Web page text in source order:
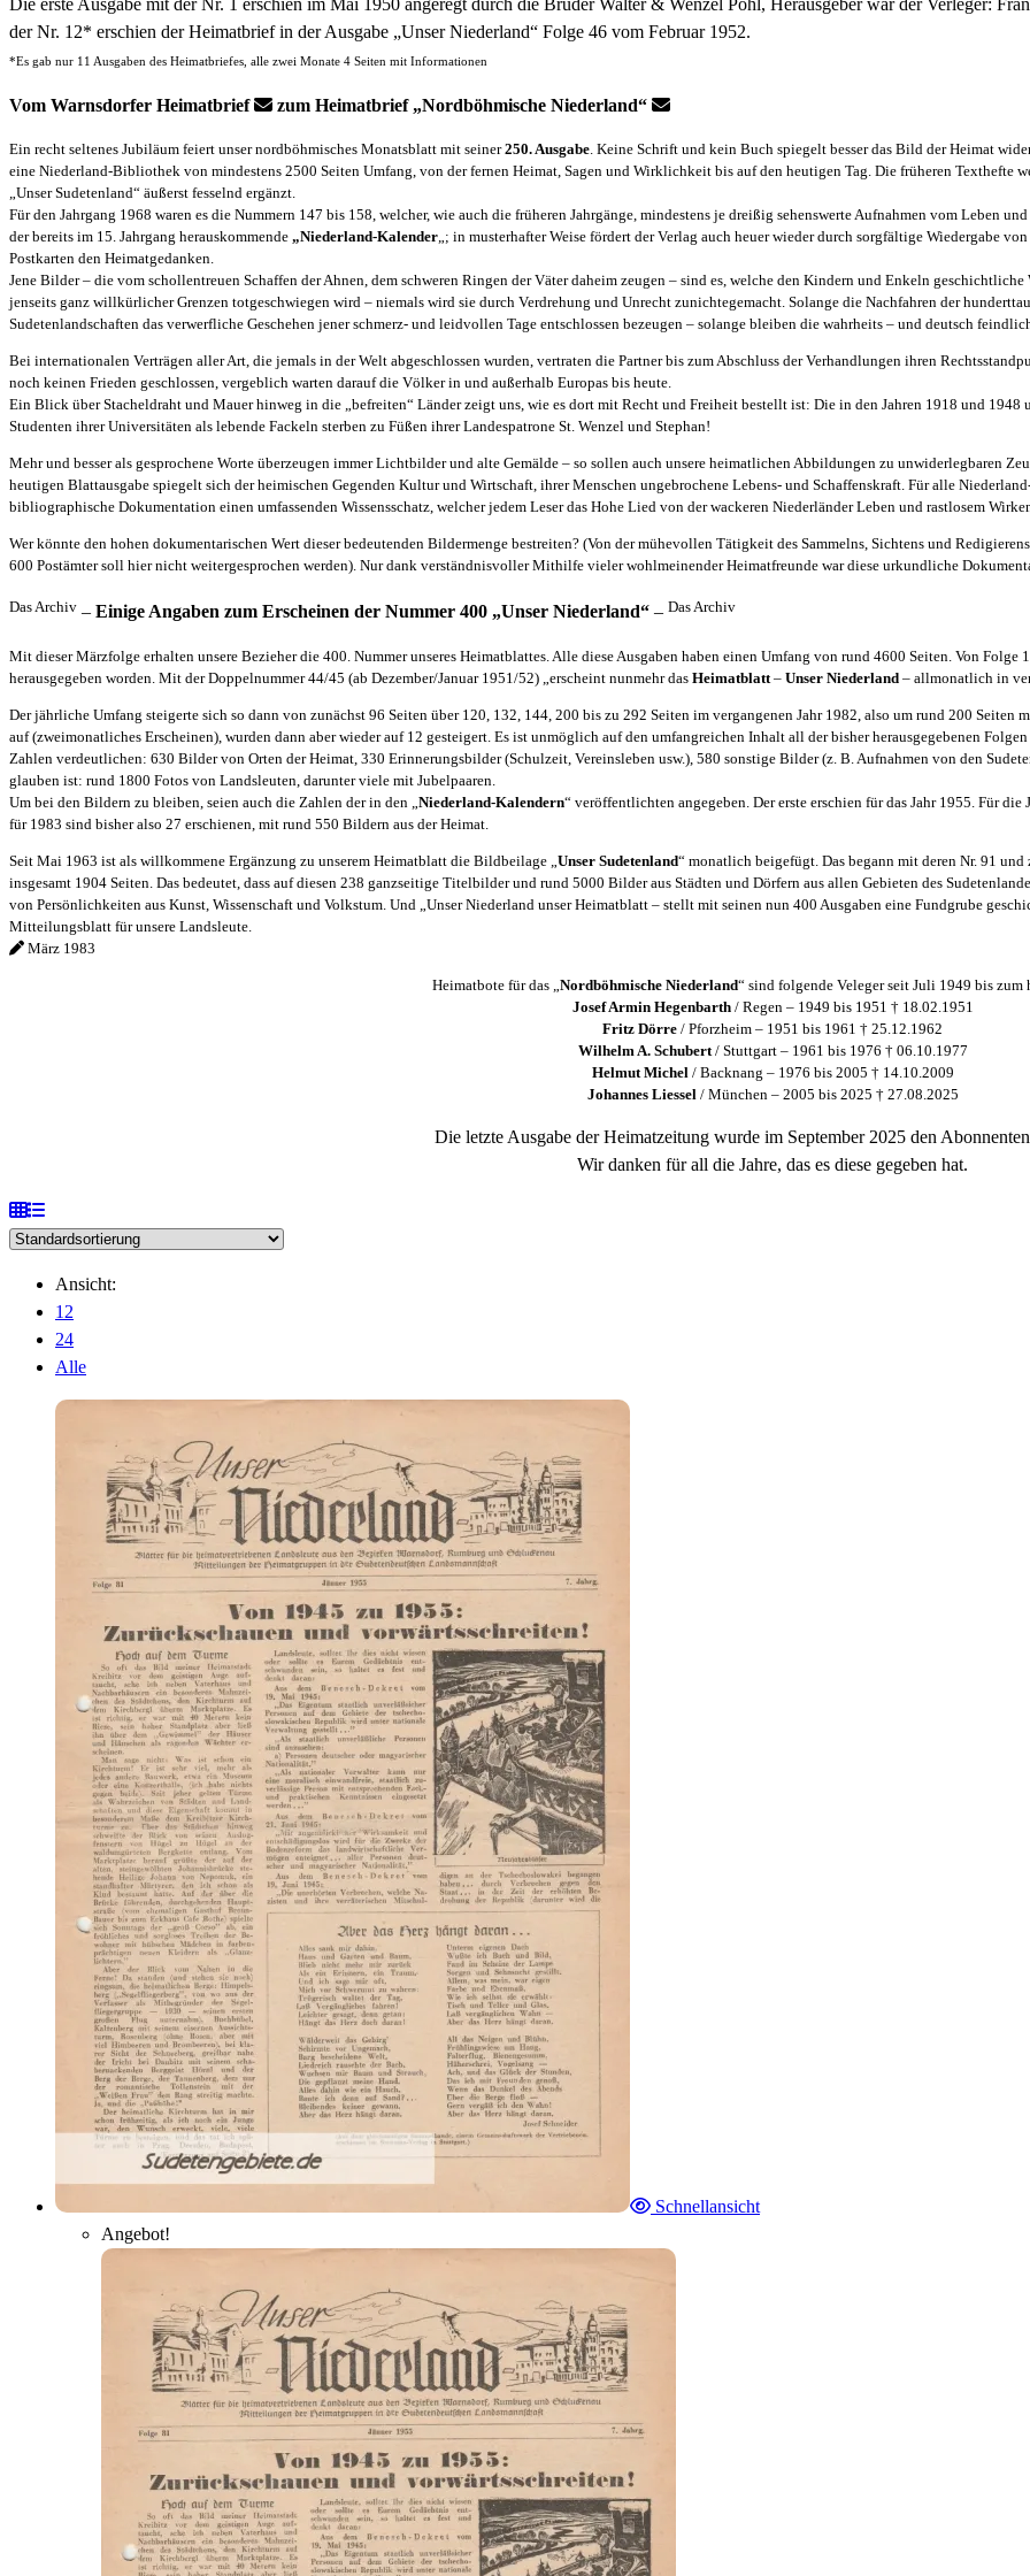
Die erste Ausgabe mit der Nr. 1 erschien im Mai 1950 angeregt durch die Brüder Walter & Wenzel Pohl, Herausgeber war der Verleger:
der Nr. 12* erschien der Heimatbrief in der Ausgabe „Unser Niederland“ Folge 46 vom Februar 1952.
*Es gab nur 11 Ausgaben des Heimatbriefes, alle zwei Monate 4 Seiten mit Informationen
Vom Warnsdorfer Heimatbrief zum Heimatbrief „Nordböhmische Niederland“
Ein recht seltenes Jubiläum feiert unser nordböhmisches Monatsblatt mit seiner250. Ausgabe. Keine Schrift und kein Buch spiegelt besser das Bild der Heimat
eine Niederland-Bibliothek von mindestens 2500 Seiten Umfang, von der fernen Heimat, Sagen und Wirklichkeit bis auf den heutigen Tag. Die früheren Texthefte
„Unser Sudetenland“ äußerst fesselnd ergänzt.
Für den Jahrgang 1968 waren es die Nummern 147 bis 158, welcher, wie auch die früheren Jahrgänge, mindestens je dreißig sehenswerte Aufnahmen vom Leben
der bereits im 15. Jahrgang herauskommende „Niederland-Kalender„; in musterhafter Weise fördert der Verlag auch heuer wieder durch sorgfältige Wiedergabe
Postkarten den Heimatgedanken.
Jene Bilder – die vom schollentreuen Schaffen der Ahnen, dem schweren Ringen der Väter daheim zeugen – sind es, welche den Kindern und Enkeln
jenseits ganz willkürlicher Grenzen totgeschwiegen wird – niemals wird sie durch Verdrehung und Unrecht zunichtegemacht. Solange die Nachfahren der
Sudetenlandschaften das verwerfliche Geschehen jener schmerz- und leidvollen Tage entschlossen bezeugen – solange bleiben die wahrheits – und deutsch
Bei internationalen Verträgen aller Art, die jemals in der Welt abgeschlossen wurden, vertraten die Partner bis zum Abschluss der Verhandlungen ihren
noch keinen Frieden geschlossen, vergeblich warten darauf die Völker in und außerhalb Europas bis heute.
Ein Blick über Stacheldraht und Mauer hinweg in die „befreiten“ Länder zeigt uns, wie es dort mit Recht und Freiheit bestellt ist: Die in den Jahren 1918 und
Studenten ihrer Universitäten als lebende Fackeln sterben zu Füßen ihrer Landespatrone St. Wenzel und Stephan!
Mehr und besser als gesprochene Worte überzeugen immer Lichtbilder und alte Gemälde – so sollen auch unsere heimatlichen Abbildungen zu unwiderlegbaren
heutigen Blattausgabe spiegelt sich der heimischen Gegenden Kultur und Wirtschaft, ihrer Menschen ungebrochene Lebens- und Schaffenskraft. Für alle
bibliographische Dokumentation einen umfassenden Wissensschatz, welcher jedem Leser das Hohe Lied von der wackeren Niederländer Leben und rastlosem
Wer könnte den hohen dokumentarischen Wert dieser bedeutenden Bildermenge bestreiten? (Von der mühevollen Tätigkeit des Sammelns, Sichtens und
600 Postämter soll hier nicht weitergesprochen werden). Nur dank verständnisvoller Mithilfe vieler wohlmeinender Heimatfreunde war diese urkundliche
Das Archiv – Einige Angaben zum Erscheinen der Nummer 400 „Unser Niederland“ – Das Archiv
Mit dieser Märzfolge erhalten unsere Bezieher die 400. Nummer unseres Heimatblattes. Alle diese Ausgaben haben einen Umfang von rund 4600 Seiten. Von Folge
herausgegeben worden. Mit der Doppelnummer 44/45 (ab Dezember/Januar 1951/52) „erscheint nunmehr das Heimatblatt – Unser Niederland – allmonatlich in
Der jährliche Umfang steigerte sich so dann von zunächst 96 Seiten über 120, 132, 144, 200 bis zu 292 Seiten im vergangenen Jahr 1982, also um rund 200 Seiten
auf (zweimonatliches Erscheinen), wurden dann aber wieder auf 12 gesteigert. Es ist unmöglich auf den umfangreichen Inhalt all der bisher herausgegebenen
Zahlen verdeutlichen: 630 Bilder von Orten der Heimat, 330 Erinnerungsbilder (Schulzeit, Vereinsleben usw.), 580 sonstige Bilder (z. B. Aufnahmen von den
glauben ist: rund 1800 Fotos von Landsleuten, darunter viele mit Jubelpaaren.
Um bei den Bildern zu bleiben, seien auch die Zahlen der in den „ Niederland-Kalendern“ veröffentlichten angegeben. Der erste erschien für das Jahr 1955. Für
für 1983 sind bisher also 27 erschienen, mit rund 550 Bildern aus der Heimat.
Seit Mai 1963 ist als willkommene Ergänzung zu unserem Heimatblatt die Bildbeilage „ Unser Sudetenland“ monatlich beigefügt. Das begann mit deren Nr. 91
insgesamt 1904 Seiten. Das bedeutet, dass auf diesen 238 ganzseitige Titelbilder und rund 5000 Bilder aus Städten und Dörfern aus allen Gebieten des
von Persönlichkeiten aus Kunst, Wissenschaft und Volkstum. Und „Unser Niederland unser Heimatblatt – stellt mit seinen nun 400 Ausgaben eine Fundgrube
Mitteilungsblatt für unsere Landsleute.
März 1983
Heimatbote für das „ Nordböhmische Niederland“ sind folgende Veleger seit Juli 1949 bis zum
Josef Armin Hegenbarth/ Regen – 1949 bis 1951 † 18.02.1951
Fritz Dörre / Pforzheim – 1951 bis 1961 † 25.12.1962
Wilhelm A. Schubert/ Stuttgart – 1961 bis 1976 † 06.10.1977
Helmut Michel / Backnang – 1976 bis 2005 † 14.10.2009
Johannes Liessel / München – 2005 bis 2025 † 27.08.2025
Die letzte Ausgabe der Heimatzeitung wurde im September 2025 den
Wir danken für all die Jahre, das es diese gegeben hat.
Ansicht:
12
24
Alle
Schnellansicht
Angebot!